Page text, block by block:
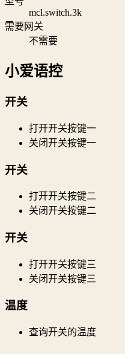
mcl.switch.3k
需要网关
不需要
小爱语控
开关
打开开关按键一
关闭开关按键一
开关
打开开关按键二
关闭开关按键二
开关
打开开关按键三
关闭开关按键三
温度
查询开关的温度